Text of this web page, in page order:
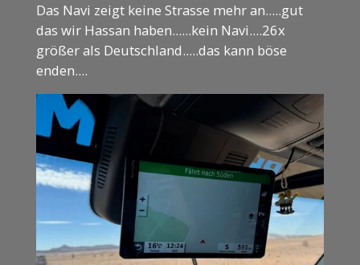
Das Navi zeigt keine Strasse mehr an.....gut
das wir Hassan haben......kein Navi....26x
größer als Deutschland.....das kann böse
enden....